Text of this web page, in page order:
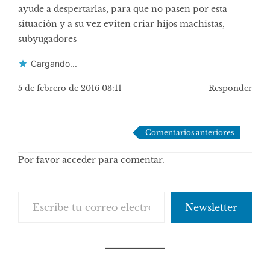
ayude a despertarlas, para que no pasen por esta
situación y a su vez eviten criar hijos machistas,
subyugadores
Cargando...
5 de febrero de 2016 03:11 Responder
comentarios
Comentarios anteriores
Por favor acceder para comentar.
Newsletter